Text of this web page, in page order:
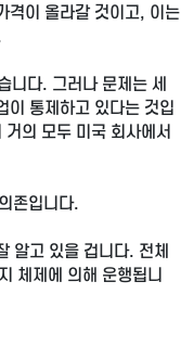
격이 올라갈 것이고, 이는
니다. 그러나 문제는 세
이 통제하고 있다는 것입
의 모두 미국 회사에서
존입니다.
알고 있을 겁니다. 전체
체제에 의해 운행됩니